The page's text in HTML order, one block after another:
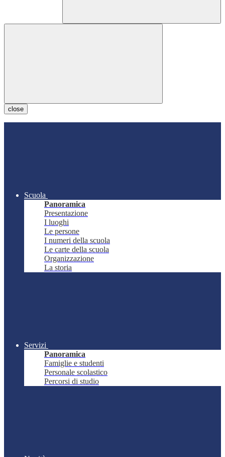
close
Scuola
Panoramica
Presentazione
I luoghi
Le persone
I numeri della scuola
Le carte della scuola
Organizzazione
La storia
Servizi
Panoramica
Famiglie e studenti
Personale scolastico
Percorsi di studio